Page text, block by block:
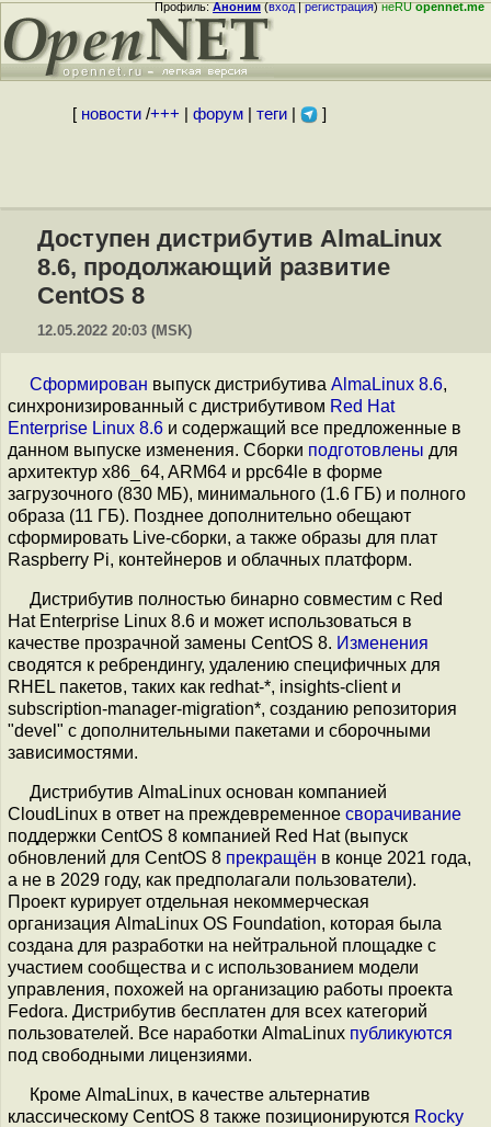
Профиль:Аноним(вход|регистрация)неRUopennet.me
[ новости/+++ форум| теги| ]
Доступен дистрибутив AlmaLinux
8.6, продолжающий развитие
CentOS 8
12.05.2022 20:03 (MSK)
Сформирован выпуск дистрибутива AlmaLinux 8.6,
синхронизированный c дистрибутивом Red Hat
Enterprise Linux 8.6 и содержащий все предложенные в
данном выпуске изменения. Сборки подготовлены для
архитектур x86_64, ARM64 и ppc64le в форме
загрузочного (830 МБ), минимального (1.6 ГБ) и полного
образа (11 ГБ). Позднее дополнительно обещают
сформировать Live-сборки, а также образы для плат
Raspberry Pi, контейнеров и облачных платформ.
Дистрибутив полностью бинарно совместим с Red
Hat Enterprise Linux 8.6 и может использоваться в
качестве прозрачной замены CentOS 8. Изменения
сводятся к ребрендингу, удалению специфичных для
RHEL пакетов, таких как redhat-*, insights-client и
subscription-manager-migration*, созданию репозитория
"devel" с дополнительными пакетами и сборочными
зависимостями.
Дистрибутив AlmaLinux основан компанией
CloudLinux в ответ на преждевременное сворачивание
поддержки CentOS 8 компанией Red Hat (выпуск
обновлений для CentOS 8 прекращён в конце 2021 года,
а не в 2029 году, как предполагали пользователи).
Проект курирует отдельная некоммерческая
организация AlmaLinux OS Foundation, которая была
создана для разработки на нейтральной площадке с
участием сообщества и c использованием модели
управления, похожей на организацию работы проекта
Fedora. Дистрибутив бесплатен для всех категорий
пользователей. Все наработки AlmaLinux публикуются
под свободными лицензиями.
Кроме AlmaLinux, в качестве альтернатив
классическому CentOS 8 также позиционируются Rocky